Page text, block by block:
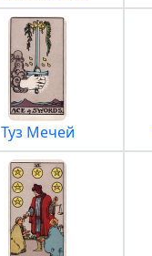
Туз Мечей